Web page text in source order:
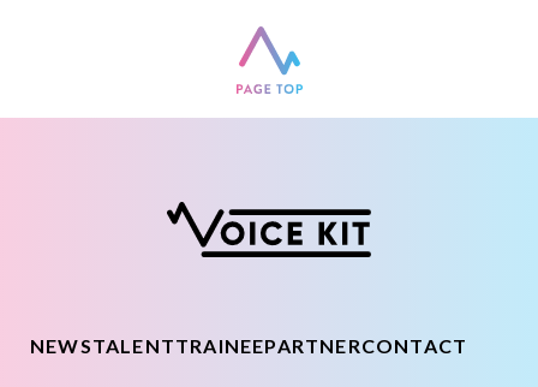
NEWSTALENTTRAINEEPARTNERCONTACT